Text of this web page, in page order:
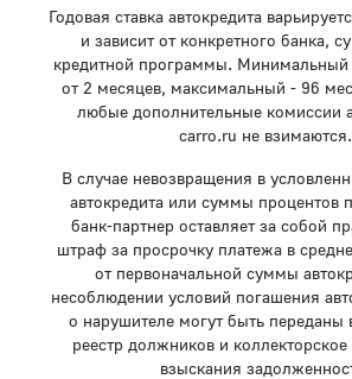
Годовая ставка автокредита
и зависит от конкретного банка,
кредитной программы. Минимальный
от 2 месяцев, максимальный - 96
любые дополнительные комиссии
carro.ru не взимаются.
В случае невозвращения в
автокредита или суммы процентов
банк-партнер оставляет за собой
штраф за просрочку платежа в
от первоначальной суммы
несоблюдении условий погашения
о нарушителе могут быть переданы
реестр должников и коллекторское
взыскания